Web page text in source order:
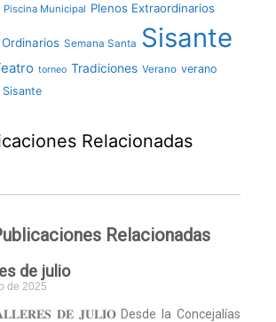
Piscina Municipal Plenos Extraordinarios
Semana Santa Sisante
torneo Tradiciones Verano verano
Relacionadas
Relacionadas
de julio
de 2025
𝐃𝐄 𝐉𝐔𝐋𝐈𝐎 Desde la Concejalías